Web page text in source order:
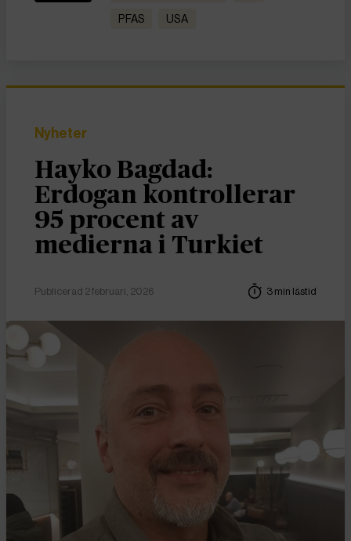
PFAS USA
Nyheter
Hayko Bagdad:
Erdogan kontrollerar
95 procent av
medierna i Turkiet
Publicerad 2 februari, 2026 3 min lästid